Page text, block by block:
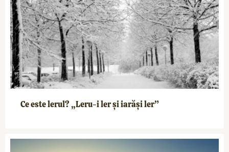
Ce este lerul? „Leru-i ler și iarăși ler”